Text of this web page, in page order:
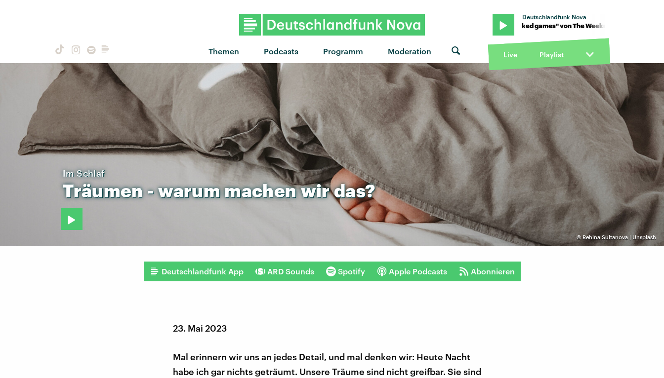
Themen Podcasts Programm Moderation
Deutschlandfunk Nova
"Wicked games" von The Weeknd · "Wicked games" von The Weeknd · "Wicked games" von The
Live Playlist
©Rehina Sultanova | Unsplash
Im Schlaf
Träumen-warummachenwirdas?
Deutschlandfunk App ARD Sounds Spotify Apple Podcasts Abonnieren
23. Mai 2023
Mal erinnern wir uns an jedes Detail, und mal denken wir: Heute Nacht
habe ich gar nichts geträumt. Unsere Träume sind nicht greifbar. Sie sind